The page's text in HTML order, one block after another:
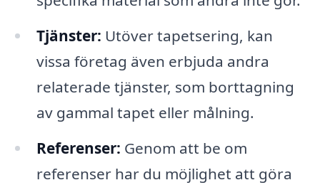
Tjänster: Utöver tapetsering, kan
vissa företag även erbjuda andra
relaterade tjänster, som borttagning
av gammal tapet eller målning.
Referenser: Genom att be om
referenser har du möjlighet att göra